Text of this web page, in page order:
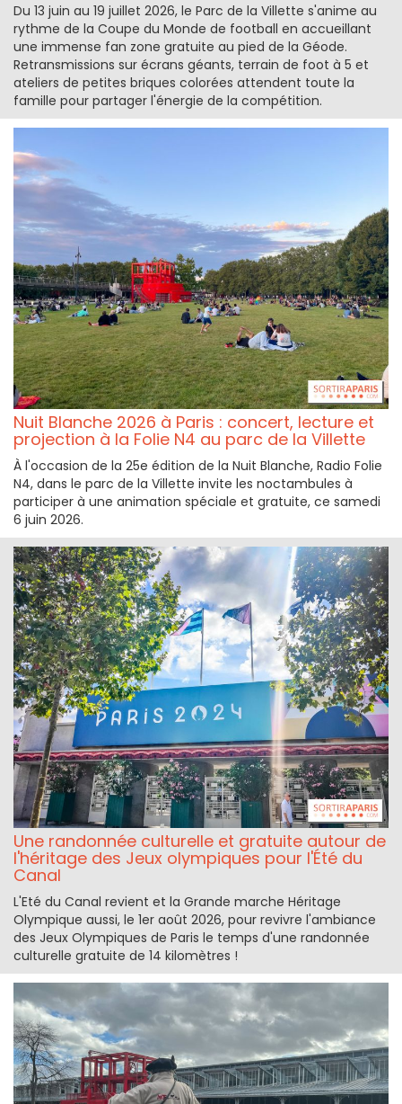
Du 13 juin au 19 juillet 2026, le Parc de la Villette s'anime au
rythme de la Coupe du Monde de football en accueillant
une immense fan zone gratuite au pied de la Géode.
Retransmissions sur écrans géants, terrain de foot à 5 et
ateliers de petites briques colorées attendent toute la
famille pour partager l'énergie de la compétition.
Nuit Blanche 2026 à Paris : concert, lecture et
projection à la Folie N4 au parc de la Villette
À l'occasion de la 25e édition de la Nuit Blanche, Radio Folie
N4, dans le parc de la Villette invite les noctambules à
participer à une animation spéciale et gratuite, ce samedi
6 juin 2026.
Une randonnée culturelle et gratuite autour de
l'héritage des Jeux olympiques pour l'Été du
Canal
L'Eté du Canal revient et la Grande marche Héritage
Olympique aussi, le 1er août 2026, pour revivre l'ambiance
des Jeux Olympiques de Paris le temps d'une randonnée
culturelle gratuite de 14 kilomètres !